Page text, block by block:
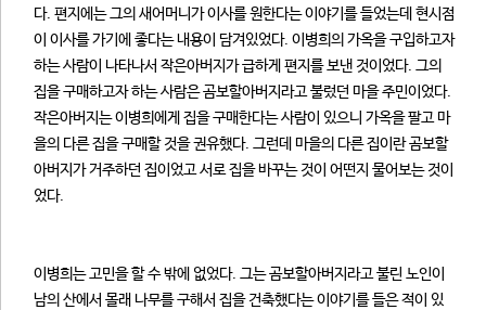
다. 편지에는 그의 새어머니가 이사를 원한다는 이야기를 들었는데 현시점
이 이사를 가기에 좋다는 내용이 담겨있었다. 이병희의 가옥을 구입하고자
하는 사람이 나타나서 작은아버지가 급하게 편지를 보낸 것이었다. 그의
집을 구매하고자 하는 사람은 곰보할아버지라고 불렀던 마을 주민이었다.
작은아버지는 이병희에게 집을 구매한다는 사람이 있으니 가옥을 팔고 마
을의 다른 집을 구매할 것을 권유했다. 그런데 마을의 다른 집이란 곰보할
아버지가 거주하던 집이었고 서로 집을 바꾸는 것이 어떤지 물어보는 것이
었다.
이병희는 고민을 할 수 밖에 없었다. 그는 곰보할아버지라고 불린 노인이
남의 산에서 몰래 나무를 구해서 집을 건축했다는 이야기를 들은 적이 있